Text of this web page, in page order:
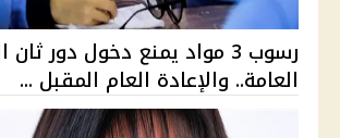
رسوب 3 مواد يمنع دخول دور ثان
العامة.. والإعادة العام المقبل ...